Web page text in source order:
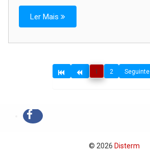
Ler Mais
1 2 Seguinte
© 2026 Disterm